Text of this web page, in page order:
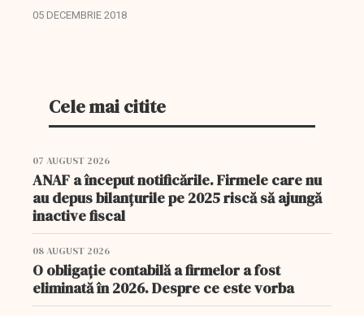
Sorin Dumitrașcu, președintele Federației
05 DECEMBRIE 2018
Cele mai citite
07 AUGUST 2026
ANAF a început notificările. Firmele care nu
au depus bilanțurile pe 2025 riscă să ajungă
inactive fiscal
08 AUGUST 2026
O obligație contabilă a firmelor a fost
eliminată în 2026. Despre ce este vorba